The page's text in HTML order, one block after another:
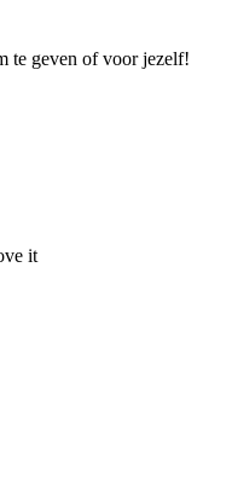
te geven of voor jezelf!
it